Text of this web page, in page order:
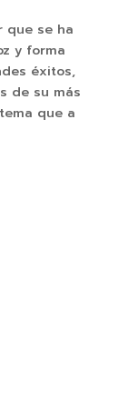
que se ha
y forma
éxitos,
de su más
que a